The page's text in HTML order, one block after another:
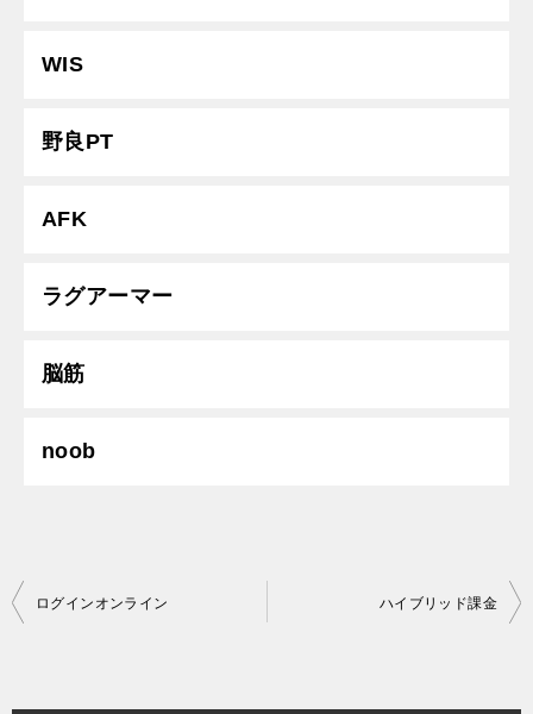
WIS
野良PT
AFK
ラグアーマー
脳筋
noob
投
ログインオンライン ハイブリッド課金